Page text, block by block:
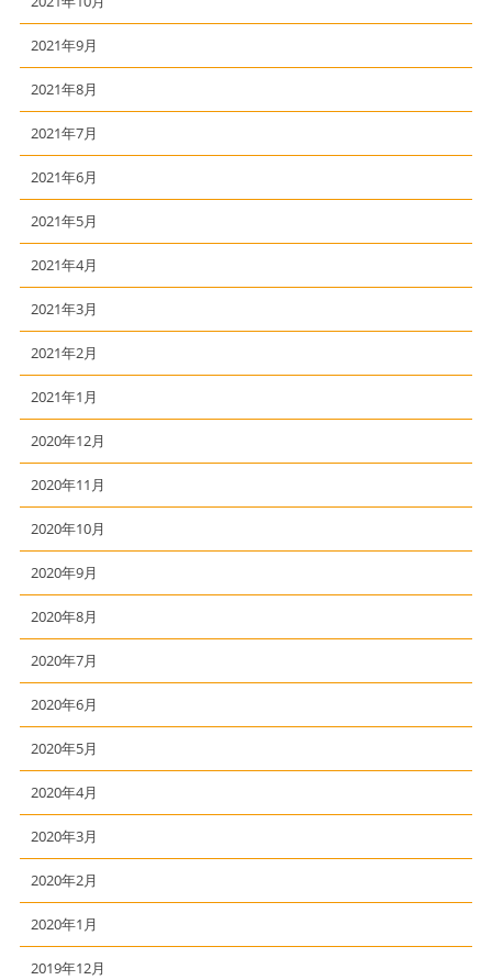
2021年9月
2021年8月
2021年7月
2021年6月
2021年5月
2021年4月
2021年3月
2021年2月
2021年1月
2020年12月
2020年11月
2020年10月
2020年9月
2020年8月
2020年7月
2020年6月
2020年5月
2020年4月
2020年3月
2020年2月
2020年1月
2019年12月